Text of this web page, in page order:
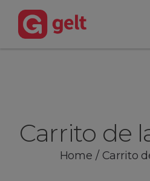
Carrito de
Home /Carrito